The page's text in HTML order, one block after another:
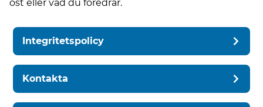
öst eller vad du föredrar.
Integritetspolicy
Kontakta